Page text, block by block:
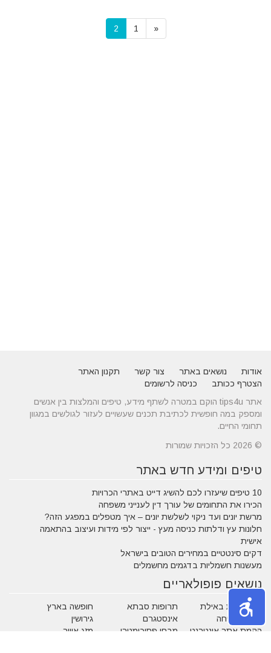
«
1
2
אודות נושאים באתר צור קשר
תקנון האתר
הצטרף ככותב
כניסה לרשומים
אתר tips4u הוקם במטרה לשתף מידע, טיפים והמלצות בין אנשים
ומספק במה חופשית לכתיבת תכנים שעשויים לעזור לגולשים במגוון
תחומי החיים.
© 2026 כל הזכויות שמורות
טיפים ומידע חדש באתר
10 טיפים שיעזרו לכם להשיג דייט באתרי הכרויות
הכירו את התחומים של עורך דין לענייני משפחה
מרשת יונים ועד ניקוי לשלשת יונים – איך מטפלים במפגע הזה?
חלונות עץ ודלתות כניסה מעץ - ייצור לפי מידות ועיצוב בהתאמה
אישית
דקים סינטטיים במחירים הטובים בישראל
מעשנות חשמליות בדגמים מחשמלים
נושאים פופולאריים
אטרקציות באילת תרופות סבתא
חופשה בארץ
שעות פתיחה
אינסטגרם
גירושין
הקמת אתר אינטרנט
מבחן פסיכומטרי
מזג אוויר